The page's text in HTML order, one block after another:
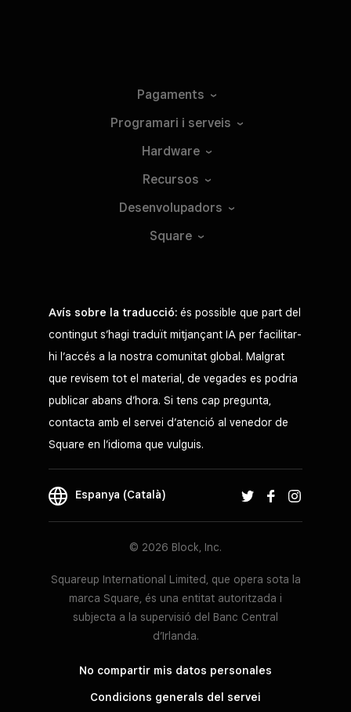
Pagaments
Programari i serveis
Hardware
Recursos
Desenvolupadors
Square
Avís sobre la traducció: és possible que part del
contingut s’hagi traduït mitjançant IA per facilitar-
hi l’accés a la nostra comunitat global. Malgrat
que revisem tot el material, de vegades es podria
publicar abans d’hora. Si tens cap pregunta,
contacta amb el servei d’atenció al venedor de
Square en l’idioma que vulguis.
Espanya (Català)
© 2026 Block, Inc.
Squareup International Limited, que opera sota la
marca Square, és una entitat autoritzada i
subjecta a la supervisió del Banc Central
d’Irlanda.
No compartir mis datos personales
Condicions generals del servei